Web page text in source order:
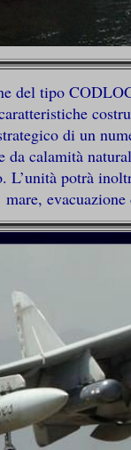
del tipo
di un
calamità
L’unità potrà
mare,